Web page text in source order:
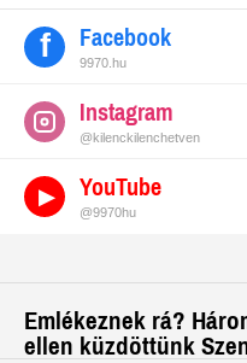
Facebook
9970.hu
Instagram
@kilenckilenchetven
YouTube
@9970hu
Emlékeznek rá?
ellen küzdöttünk